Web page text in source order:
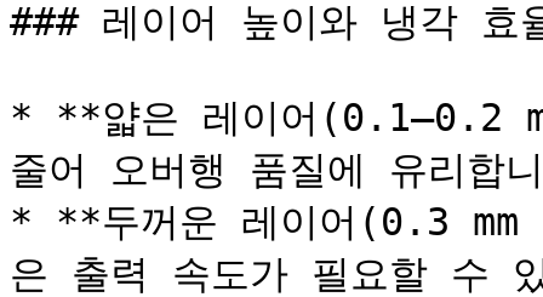
### 레이어 높이와 냉각 효
* **얇은 레이어(0.1–0.2
줄어 오버행 품질에 유리합
* **두꺼운 레이어(0.3
은 출력 속도가 필요할 수